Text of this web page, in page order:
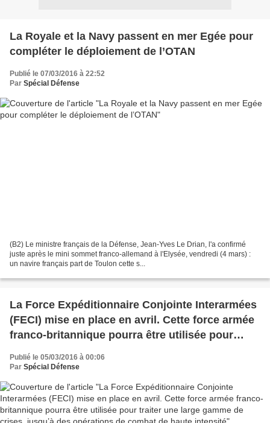
La Royale et la Navy passent en mer Egée pour
compléter le déploiement de l’OTAN
Publié le 07/03/2016 à 22:52
Par Spécial Défense
(B2) Le ministre français de la Défense, Jean-Yves Le Drian, l'a confirmé
juste après le mini sommet franco-allemand à l'Elysée, vendredi (4 mars) :
un navire français part de Toulon cette s...
La Force Expéditionnaire Conjointe Interarmées
(FECI) mise en place en avril. Cette force armée
franco-britannique pourra être utilisée pour
traiter une large gamme de crises, jusqu’à des
opérations de combat de haute intensité
Publié le 05/03/2016 à 00:06
Par Spécial Défense